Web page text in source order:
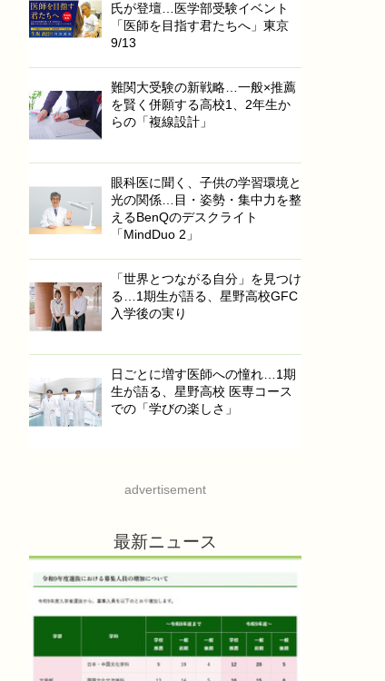
氏が登壇…医学部受験イベント
「医師を目指す君たちへ」東京
9/13
難関大受験の新戦略…一般×推薦
を賢く併願する高校1、2年生か
らの「複線設計」
眼科医に聞く、子供の学習環境と
光の関係…目・姿勢・集中力を整
えるBenQのデスクライト
「MindDuo 2」
「世界とつながる自分」を見つけ
る…1期生が語る、星野高校GFC
入学後の実り
日ごとに増す医師への憧れ…1期
生が語る、星野高校 医専コース
での「学びの楽しさ」
advertisement
最新ニュース